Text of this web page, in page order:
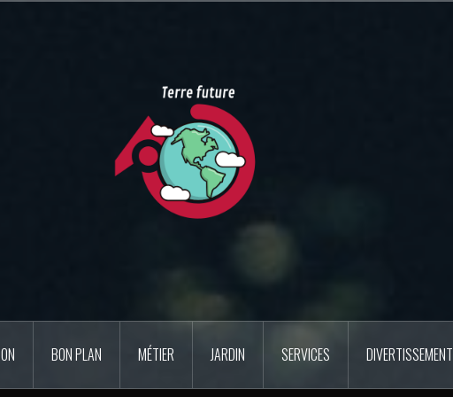
BON PLAN MÉTIER JARDIN SERVICES DIVERTISSEMENT